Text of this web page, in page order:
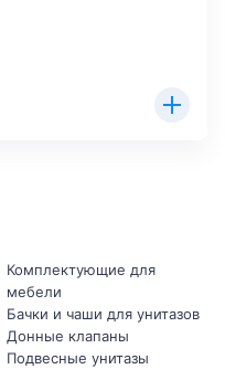
Комплектующие для
мебели
Бачки и чаши для унитазов
Донные клапаны
Подвесные унитазы